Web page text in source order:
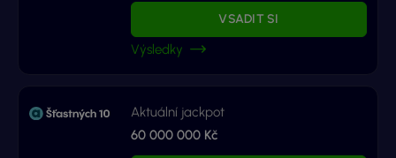
VSADIT SI
Výsledky
Aktuální jackpot
60 000 000 Kč